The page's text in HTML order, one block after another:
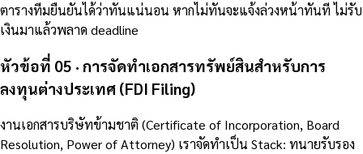
ตารางทีมยืนยันได้ว่าทันแน่นอน หากไม่ทันจะแจ้งล่วงหน้าทันที ไม่รับ
เงินมาแล้วพลาด deadline
หัวข้อที่ 05 · การจัดทำเอกสารทรัพย์สินสำหรับการ
ลงทุนต่างประเทศ (FDI Filing)
งานเอกสารบริษัทข้ามชาติ (Certificate of Incorporation, Board
Resolution, Power of Attorney) เราจัดทำเป็น Stack: ทนายรับรอง